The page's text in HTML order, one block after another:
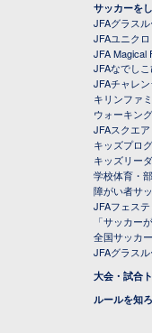
サッカーを
JFAグラス
JFAユニク
JFA Magical
JFAなでし
JFAチャレ
キリンファ
ウォーキン
JFAスクエア
キッズプロ
キッズリー
学校体育・
障がい者サ
JFAフェス
「サッカー
全国サッカ
JFAグラス
大会・試合
ルールを知